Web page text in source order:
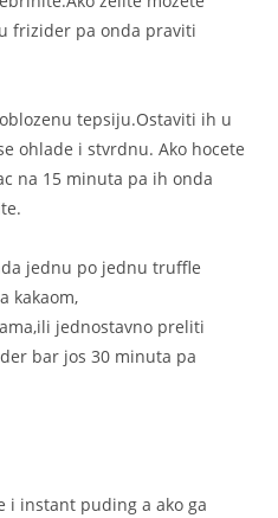
frizider pa onda praviti
tepsiju.Ostaviti ih u
ohlade i stvrdnu. Ako hocete
na 15 minuta pa ih onda
jednu po jednu truffle
kakaom,
jednostavno preliti
bar jos 30 minuta pa
i instant puding a ako ga